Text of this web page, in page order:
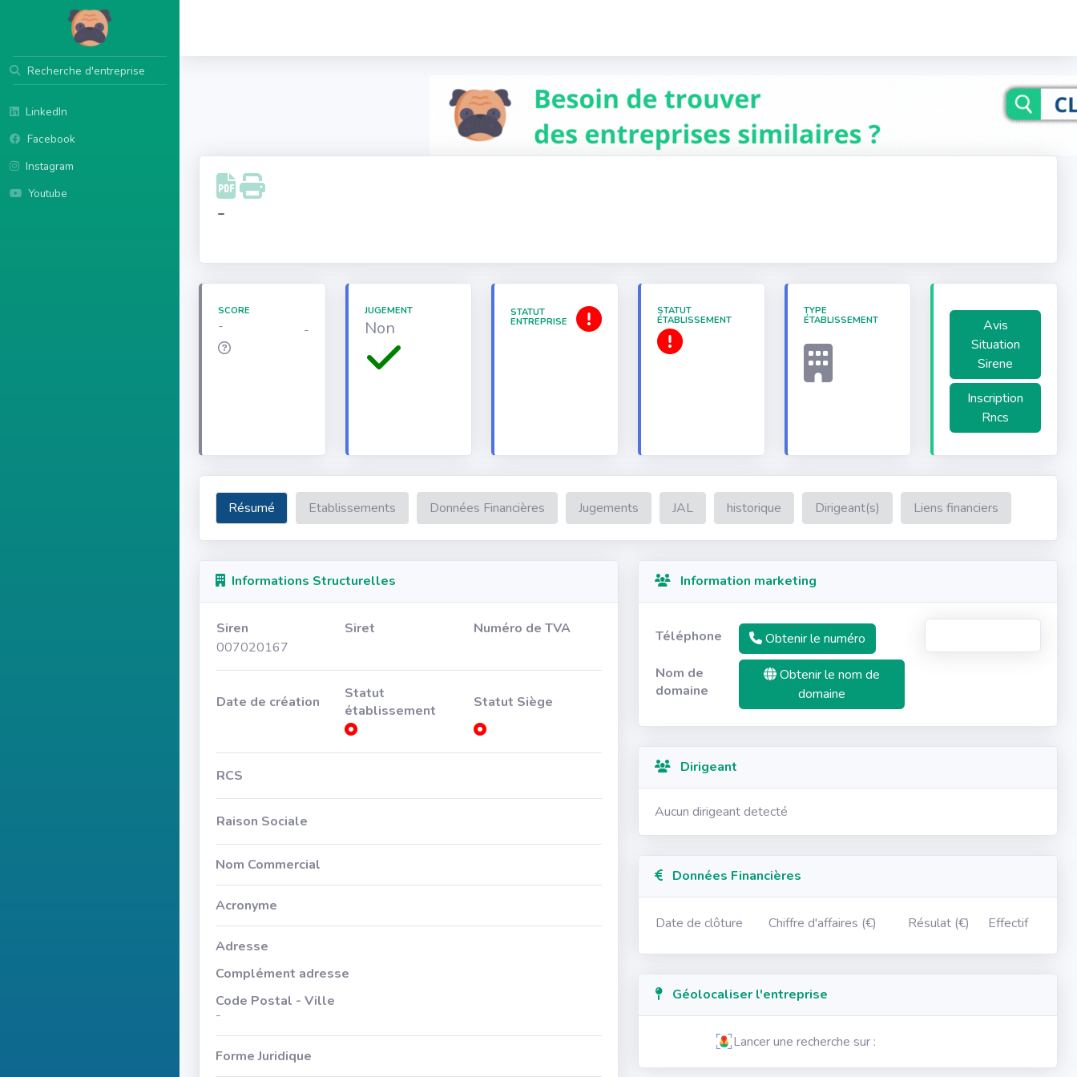
Recherche d'entreprise
LinkedIn
Facebook
Instagram
Youtube
-
SCORE
- -
JUGEMENT
Non
STATUT
ENTREPRISE
STATUT
ÉTABLISSEMENT
TYPE
ÉTABLISSEMENT
Avis
Situation
Sirene
Inscription
Rncs
Résumé Etablissements Données Financières Jugements JAL historique Dirigeant(s) Liens financiers
Informations Structurelles
Siren Siret
Numéro de TVA
007020167
Date de création
Statut
établissement
Statut Siège
RCS
Raison Sociale
Nom Commercial
Acronyme
Adresse
Complément adresse
Code Postal - Ville
-
Forme Juridique
Information marketing
Téléphone
Obtenir le numéro
Nom de
domaine
Obtenir le nom de
domaine
Dirigeant
Aucun dirigeant detecté
Données Financières
Date de clôture Chiffre d'affaires (€) Résulat (€) Effectif
Géolocaliser l'entreprise
Lancer une recherche sur :